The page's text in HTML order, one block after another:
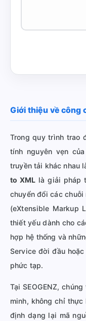
Giới thiệu về công
Trong quy trình trao
tính nguyên vẹn
truyền tải khác nhau
to XML là giải pháp
chuyển đổi các
(eXtensible Markup
thiết yếu dành cho
hợp hệ thống và
Service đời đầu
phức tạp.
Tại SEOGENZ,
minh, không chỉ
định dạng lại mã